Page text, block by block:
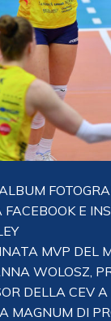
E
MVP DEL
WOLOSZ,
DELLA CEV A
MAGNUM DI